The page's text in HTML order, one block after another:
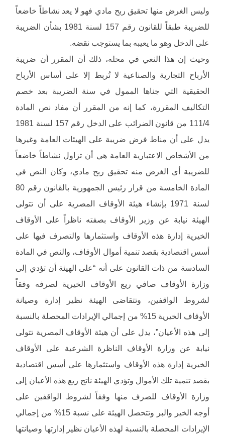
وليس الغرض منها تحقيق ربح مادي فهو لا يعد نشاطاً خاضعاً
للضريبة طبقاً للقانون رقم 157 لسنة 1981 بشأن الضريبة
على الدخل وهو ما يعيبه بما يستوجب نقضه.
وحيث إن هذا النعي في محله، ذلك أن المقرر أن ضريبة
الأرباح التجارية والصناعية لا تُربط إلا على أساس الأرباح
الحقيقية التي جناها الممول في سنة الضريبة بعد خصم
التكاليف المقررة، كما إنه من المقرر أن مفاد نص المادة
111/4 من قانون الضرائب على الدخل رقم 157 لسنة 1981
يدل على أن مناط فرض ضريبة على الهيئات العامة وغيرها
من الأشخاص الاعتبارية العامة هي أن تزاول نشاطاً خاضعاً
للضريبة أي الغرض منه تحقيق ربح مادي، وكان النص في
المادة الخامسة من قرار رئيس الجمهورية بالقانون رقم 80
لسنة 1971 بإنشاء هيئة الأوقاف المصرية على أن تتولى
الهيئة نيابة عن وزير الأوقاف بصفته ناظراً على الأوقاف
الخيرية إدارة هذه الأوقاف واستثمارها والتصرف فيها على
أسس اقتصادية بقصد تنمية أموال الأوقاف، والنص في المادة
السادسة من ذات القانون على أنه “على الهيئة أن تؤدي إلى
وزارة الأوقاف صافي ريع الأوقاف الخيرية لصرفه وفقاً
لشروط الواقفين، وتتقاضى الهيئة نظير إدارة وصيانة
الأوقاف الخيرية 15% من إجمالي الإيرادات المحصلة بالنسبة
إلى هذه الأعيان”، يدل على أن هيئة الأوقاف المصرية تتولى
نيابة عن وزارة الأوقاف الناظرة الشرعية على الأوقاف
الخيرية إدارة هذه الأوقاف واستثمارها على أسس اقتصادية
بقصد تنمية تلك الأموال وتؤدي الهيئة ناتج ريع هذه الأعيان إلى
وزارة الأوقاف للصرف منها وفقاً لشروط الواقفين على
أوجه الخير والبر وتتحصل الهيئة على نسبة 15% من إجمالي
الإيرادات المحصلة بالنسبة لهذه الأعيان نظير إدارتها وصيانتها